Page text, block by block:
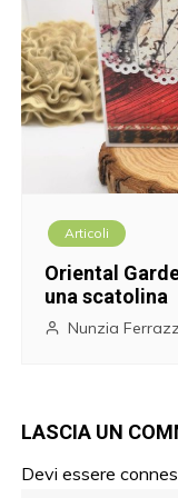
Articoli
Oriental
una scatolina
Nunzia
LASCIA UN
Devi essere